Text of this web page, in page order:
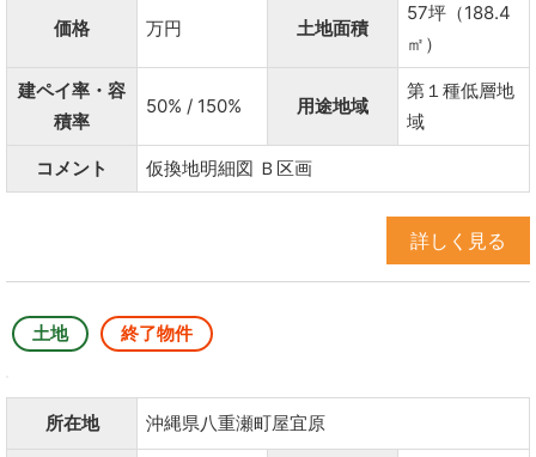
価格 万円 土地面積
57坪（188.4
㎡）
建ペイ率・容
積率
50% / 150% 用途地域
第１種低層地
域
コメント 仮換地明細図 Ｂ区画
詳しく見る
土地 終了物件
所在地 沖縄県八重瀬町屋宜原